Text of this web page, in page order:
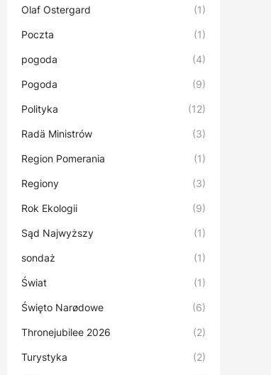
Olaf Ostergard (1)
Poczta (1)
pogoda (4)
Pogoda (9)
Polityka (12)
Radä Ministrów (3)
Region Pomerania (1)
Regiony (3)
Rok Ekologii (9)
Sąd Najwyższy (1)
sondaż (1)
Świat (1)
Święto Narødowe (6)
Thronejubilee 2026 (2)
Turystyka (2)